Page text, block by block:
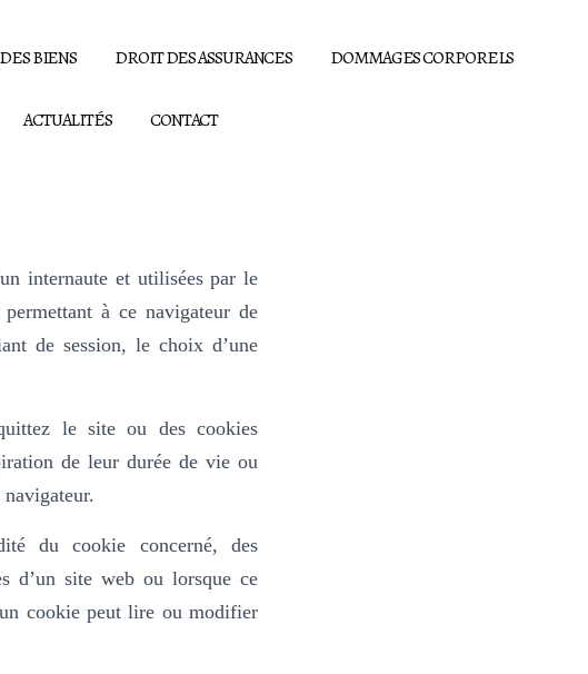
BIENS DROIT DES ASSURANCES DOMMAGES CORPORELS
ACTUALITÉS CONTACT
internaute et utilisées par le
à ce navigateur de
de session, le choix d’une
le site ou des cookies
de leur durée de vie ou
du cookie concerné, des
d’un site web ou lorsque ce
cookie peut lire ou modifier